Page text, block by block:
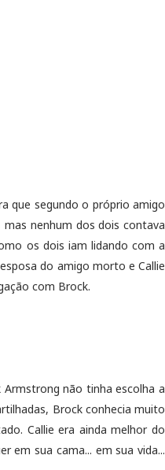
que segundo o próprio amigo
nenhum dos dois contava
os dois iam lidando com a
do amigo morto e Callie
com Brock.
não tinha escolha a
Brock conhecia muito
Callie era ainda melhor do
em sua cama... em sua vida...